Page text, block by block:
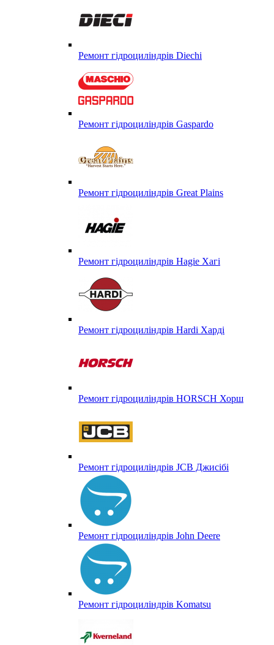
Ремонт гідроциліндрів Diechi
Ремонт гідроциліндрів Gaspardo
Ремонт гідроциліндрів Great Plains
Ремонт гідроциліндрів Hagie Хагі
Ремонт гідроциліндрів Hardi Харді
Ремонт гідроциліндрів HORSCH Хорш
Ремонт гідроциліндрів JCB Джисібі
Ремонт гідроциліндрів John Deere
Ремонт гідроциліндрів Komatsu